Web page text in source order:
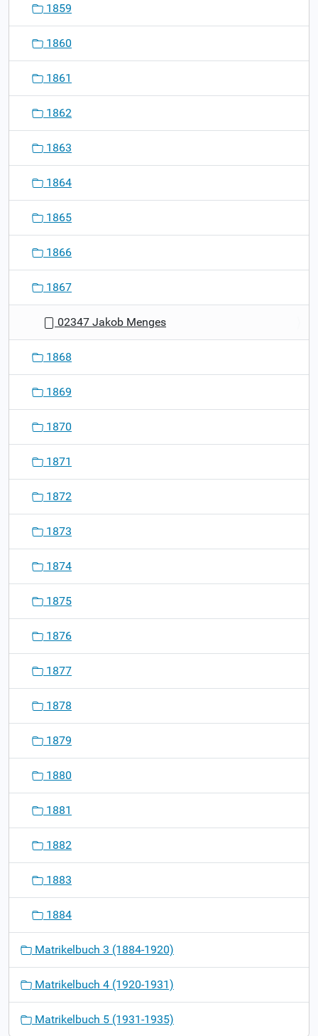
1859
1860
1861
1862
1863
1864
1865
1866
1867
02347 Jakob Menges
1868
1869
1870
1871
1872
1873
1874
1875
1876
1877
1878
1879
1880
1881
1882
1883
1884
Matrikelbuch 3 (1884-1920)
Matrikelbuch 4 (1920-1931)
Matrikelbuch 5 (1931-1935)